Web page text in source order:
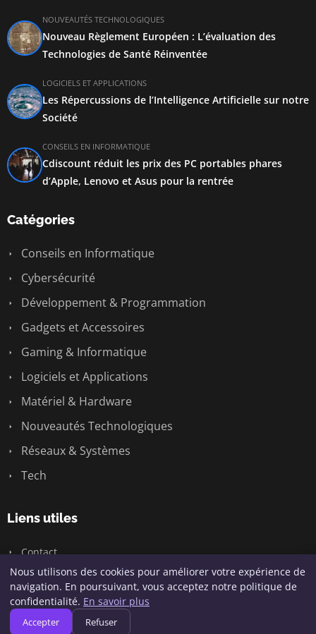
NOUVEAUTÉS TECHNOLOGIQUES
Nouveau Règlement Européen : L’évaluation des
Technologies de Santé Réinventée
LOGICIELS ET APPLICATIONS
Les Répercussions de l’Intelligence Artificielle sur notre
Société
CONSEILS EN INFORMATIQUE
Cdiscount réduit les prix des PC portables phares
d’Apple, Lenovo et Asus pour la rentrée
Catégories
Conseils en Informatique
Cybersécurité
Développement & Programmation
Gadgets et Accessoires
Gaming & Informatique
Logiciels et Applications
Matériel & Hardware
Nouveautés Technologiques
Réseaux & Systèmes
Tech
Liens utiles
Contact
© 2026 Geeksunite.net. Tous droits réservés.
Nous utilisons des cookies pour améliorer votre expérience de
navigation. En poursuivant, vous acceptez notre politique de
confidentialité. En savoir plus
Accepter Refuser